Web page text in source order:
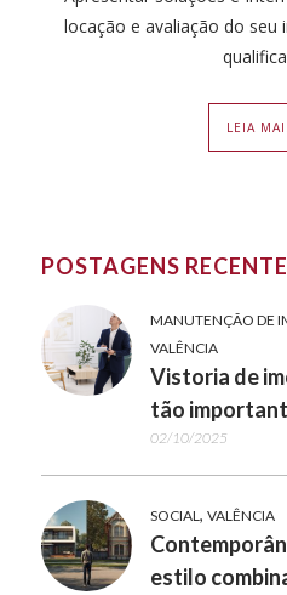
locação e avaliação do seu
LEIA
POSTAGENS
MANUTENÇÃO DE
VALÊNCIA
Vistoria de
tão
02/10/2025
SOCIAL, VALÊNCIA
estilo